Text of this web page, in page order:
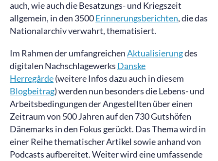
auch, wie auch die Besatzungs- und Kriegszeit
allgemein, in den 3500Erinnerungsberichten, die das
Nationalarchiv verwahrt, thematisiert.
Im Rahmen der umfangreichenAktualisierungdes
digitalen Nachschlagewerks Danske
Herregårde(weitere Infos dazu auch in diesem
Blogbeitrag) werden nun besonders die Lebens- und
Arbeitsbedingungen der Angestellten über einen
Zeitraum von 500 Jahren auf den 730 Gutshöfen
Dänemarks in den Fokus gerückt. Das Thema wird in
einer Reihe thematischer Artikel sowie anhand von
Podcasts aufbereitet. Weiter wird eine umfassende